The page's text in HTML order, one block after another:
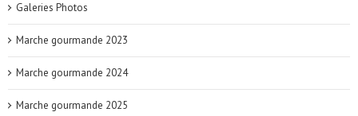
Galeries Photos
Marche gourmande 2023
Marche gourmande 2024
Marche gourmande 2025